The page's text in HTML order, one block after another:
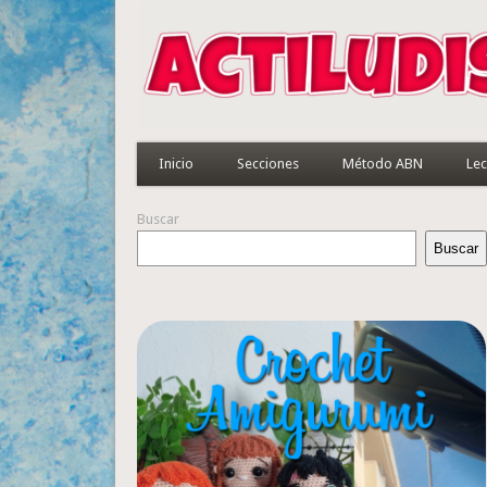
Inicio Secciones Método ABN
Buscar
Buscar